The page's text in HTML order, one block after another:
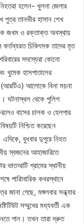
হলেন- খুলনা জেলার
পুত্র তানভীর হাসান শেখ
জখম ও রক্তাক্ত অবস্থায়
কর্তব্যরত চিকিৎসক তাদের মৃত
সদস্যেরা কোনো
খুমেক হাসপাতালের
(আরটিএ) আলোকে বিনা ময়না
ঘটনাস্থল থেকে পুলিশ
বাসের চালক ও হেলপার
নিশ্চিত করেছেন
বুধবার দুপুরে নিহত
স্বজনের আহাজারিতে
ভাতআটি গ্রামের স্থানীয়
পারিাবারিক কবরস্থানে
জানা গেছে, মঙ্গলবার সন্ধ্যার
সম্মুখের মধ্যবর্তী এক
পান। তখন তারা দ্রুত